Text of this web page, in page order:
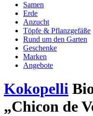
Samen
Erde
Anzucht
Töpfe & Pflanzgefäße
Rund um den Garten
Geschenke
Marken
Angebote
Kokopelli
„Chicon de